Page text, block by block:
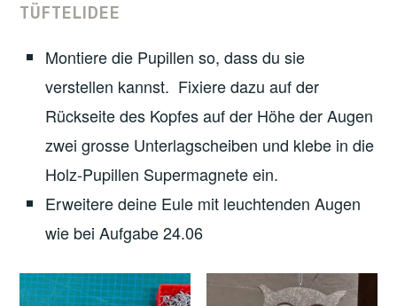
TÜFTELIDEE
Montiere die Pupillen so, dass du sie
verstellen kannst. Fixiere dazu auf der
Rückseite des Kopfes auf der Höhe der Augen
zwei grosse Unterlagscheiben und klebe in die
Holz-Pupillen Supermagnete ein.
Erweitere deine Eule mit leuchtenden Augen
wie bei Aufgabe 24.06